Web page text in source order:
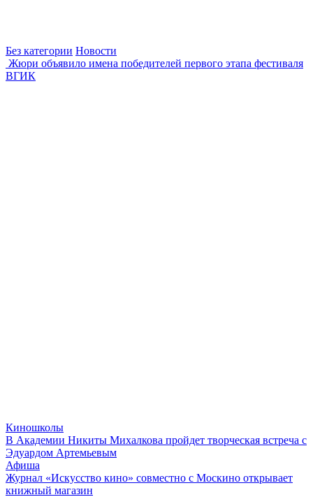
Без категории Новости
Жюри объявило имена победителей первого этапа фестиваля
ВГИК
Киношколы
В Академии Никиты Михалкова пройдет творческая встреча с
Эдуардом Артемьевым
Афиша
Журнал «Искусство кино» совместно с Москино открывает
книжный магазин